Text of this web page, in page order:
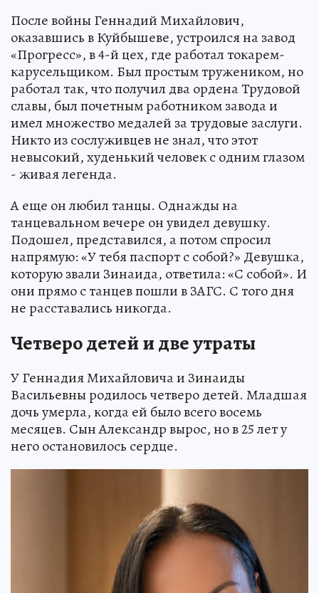
После войны Геннадий Михайлович,
оказавшись в Куйбышеве, устроился на завод
«Прогресс», в 4-й цех, где работал токарем-
карусельщиком. Был простым тружеником, но
работал так, что получил два ордена Трудовой
славы, был почетным работником завода и
имел множество медалей за трудовые заслуги.
Никто из сослуживцев не знал, что этот
невысокий, худенький человек с одним глазом
- живая легенда.
А еще он любил танцы. Однажды на
танцевальном вечере он увидел девушку.
Подошел, представился, а потом спросил
напрямую: «У тебя паспорт с собой?» Девушка,
которую звали Зинаида, ответила: «С собой». И
они прямо с танцев пошли в ЗАГС. С того дня
не расставались никогда.
Четверо детей и две утраты
У Геннадия Михайловича и Зинаиды
Васильевны родилось четверо детей. Младшая
дочь умерла, когда ей было всего восемь
месяцев. Сын Александр вырос, но в 25 лет у
него остановилось сердце.